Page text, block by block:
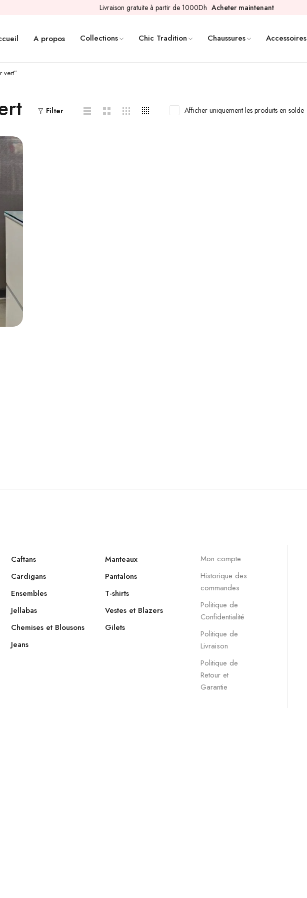
Livraison gratuite à partir de 1000Dh Acheter maintenant
A propos Collections Chic Tradition Chaussures Accessoires
vert”
Filter Afficher uniquement les produits en solde
Caftans
Cardigans
Ensembles
Jellabas
Chemises et Blousons
Jeans
Manteaux
Pantalons
T-shirts
Vestes et Blazers
Gilets
Mon compte
Historique des
commandes
Politique de
Confidentialité
Politique de
Livraison
Politique de
Retour et
Garantie